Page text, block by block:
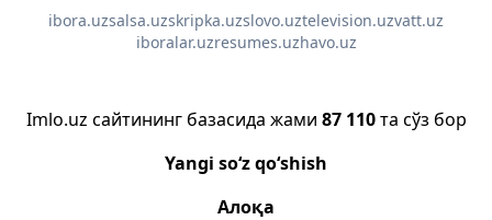
ibora.uzsalsa.uzskripka.uzslovo.uztelevision.uzvatt.uz
iboralar.uzresumes.uzhavo.uz
Imlo.uz сайтининг базасида жами 87 110та сўз бор
Yangi so‘z qo‘shish
Алоқа